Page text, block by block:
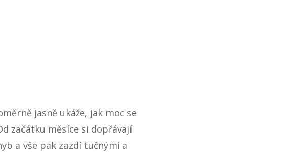
jasně ukáže, jak moc se
začátku měsíce si dopřávají
a vše pak zazdí tučnými a